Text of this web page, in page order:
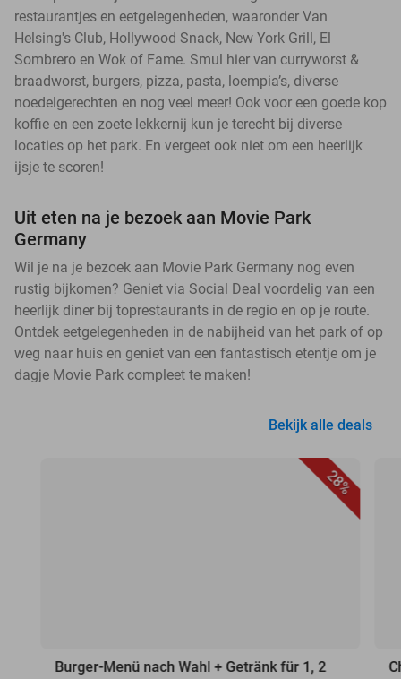
restaurantjes en eetgelegenheden, waaronder Van
Helsing's Club, Hollywood Snack, New York Grill, El
Sombrero en Wok of Fame. Smul hier van curryworst &
braadworst, burgers, pizza, pasta, loempia’s, diverse
noedelgerechten en nog veel meer! Ook voor een goede kop
koffie en een zoete lekkernij kun je terecht bij diverse
locaties op het park. En vergeet ook niet om een heerlijk
ijsje te scoren!
Uit eten na je bezoek aan Movie Park
Germany
Wil je na je bezoek aan Movie Park Germany nog even
rustig bijkomen? Geniet via Social Deal voordelig van een
heerlijk diner bij toprestaurants in de regio en op je route.
Ontdek eetgelegenheden in de nabijheid van het park of op
weg naar huis en geniet van een fantastisch etentje om je
dagje Movie Park compleet te maken!
Bekijk alle deals
28%
Burger-Menü nach Wahl + Getränk für 1, 2